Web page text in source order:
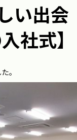
い出会
社式】
。